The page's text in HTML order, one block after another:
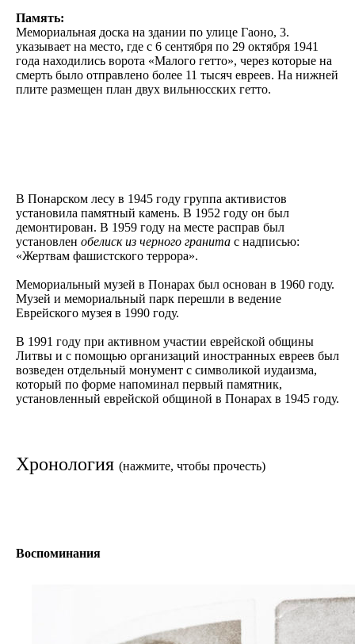
Память:
Мемориальная доска на здании по улице Гаоно, 3.
указывает на место, где с 6 сентября по 29 октября 1941
года находились ворота «Малого гетто», через которые на
смерть было отправлено более 11 тысяч евреев. На нижней
плите размещен план двух вильнюсских гетто.
В Понарском лесу в 1945 году группа активистов
установила памятный камень. В 1952 году он был
демонтирован. В 1959 году на месте расправ был
установлен обелиск из черного гранита с надписью:
«Жертвам фашистского террора».
Мемориальный музей в Понарах был основан в 1960 году.
Музей и мемориальный парк перешли в ведение
Еврейского музея в 1990 году.
В 1991 году при активном участии еврейской общины
Литвы и с помощью организаций иностранных евреев был
возведен отдельный монумент с символикой иудаизма,
который по форме напоминал первый памятник,
установленный еврейской общиной в Понарах в 1945 году.
Хронология (нажмите, чтобы прочесть)
Воспоминания